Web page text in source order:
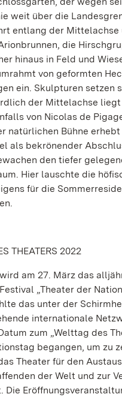
weit über die
entlang der Mittelachse
die
hinaus in Feld und
von geformten
ein. Skulpturen setzen
der Mittelachse
von Nicolas de
natürlichen Bühne
als bekrönender
den tiefer
Hier lauschte die
für die
THEATERS 2022
am 27. März das
„Theater der
das unter der
internationale
zum „Welttag des
begangen, um zu
Theater für den
der Welt und zur
Die